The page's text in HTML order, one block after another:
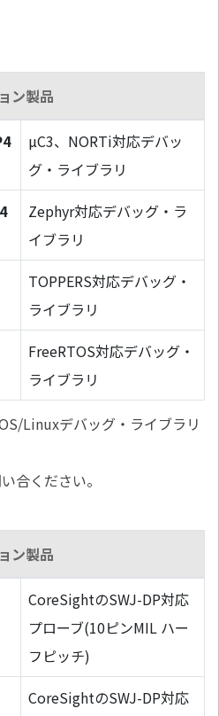
ン製品
µC3、NORTi対応デバッ
グ・ライブラリ
Zephyr対応デバッグ・ラ
イブラリ
TOPPERS対応デバッグ・
ライブラリ
FreeRTOS対応デバッグ・
ライブラリ
Linuxデバッグ・ライブラリ
合ください。
ン製品
CoreSightのSWJ-DP対応
プローブ(10ピンMIL ハー
フピッチ)
CoreSightのSWJ-DP対応